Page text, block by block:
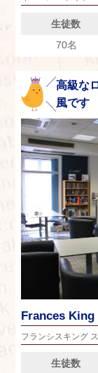
生徒数
70名
高級な
風です
Frances
フランシスキング
生徒数